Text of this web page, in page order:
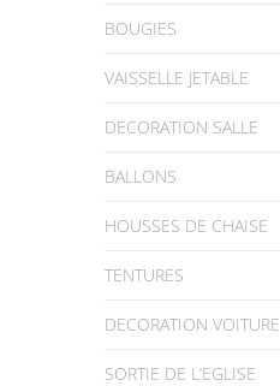
BOUGIES
VAISSELLE JETABLE
DECORATION SALLE
BALLONS
HOUSSES DE CHAISE
TENTURES
DECORATION VOITURE
SORTIE DE L’EGLISE